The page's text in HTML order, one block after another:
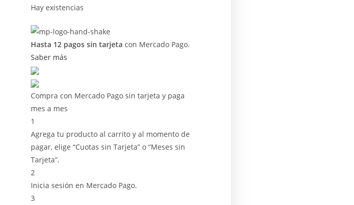
Hay existencias
Hasta 12 pagos sin tarjeta con Mercado Pago.
Saber más
Compra con Mercado Pago sin tarjeta y paga
mes a mes
1
Agrega tu producto al carrito y al momento de
pagar, elige “Cuotas sin Tarjeta” o “Meses sin
Tarjeta”.
2
Inicia sesión en Mercado Pago.
3